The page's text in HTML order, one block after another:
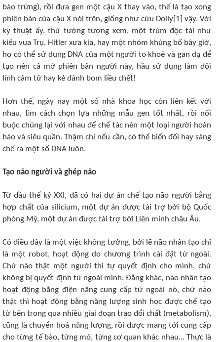
bào trứng), rồi đưa gen một cậu X thay vào, thế là tạo xong
phiên bản của cậu X nói trên, giống như cừu Dolly[1] vậy. Với
kỹ thuật ấy, thử tưởng tượng xem, một trùm độc tài như
kiểu vua Trụ, Hitler xưa kia, hay một nhóm khủng bố bây giờ,
họ có thể sử dụng DNA của một người to khoẻ và gan dạ để
tạo nên cả mớ phiên bản người này, hầu sử dụng làm đội
lính cảm tử hay kẻ đánh bom liều chết!
Hơn thế, ngày nay một số nhà khoa học còn liên kết với
nhau, tìm cách chọn lựa những mẫu gen tốt nhất, rồi nối
buộc chúng lại với nhau để chế tác nên một loại người hoàn
hảo và siêu quần. Thậm chí nếu cần, có thể biến đổi hay sáng
chế ra một số DNA luôn.
Tạo não người và ghép não
Từ đầu thế kỷ XXI, đã có hai dự án chế tạo não người bằng
hợp chất của silicium, một dự án được tài trợ bởi bộ Quốc
phòng Mỹ, một dự án được tài trợ bởi Liên minh châu Âu.
Có điều đây là một việc không tưởng, bởi lẽ não nhân tạo chỉ
là một robot, hoạt động do chương trình cài đặt từ ngoài.
Chứ não thật một người thì tự quyết định cho mình, chứ
không bị quyết định từ ngoài mình. Đằng khác, não nhân tạo
hoạt động bằng điện năng cung cấp từ ngoài nó, chứ não
thật thì hoạt động bằng năng lượng sinh học được chế tạo
từ bên trong qua nhiều giai đoạn trao đổi chất (metabolism),
cũng là chuyển hoá năng lượng, rồi được mang tới cung cấp
cho từng tế bào, từng mô, từng cơ quan khác nhau… Thực là